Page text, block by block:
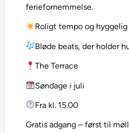
feriefornemmelse.
Roligt tempo og
Bløde beats, der holder
The Terrace
Søndage i juli
Fra kl. 15.00
Gratis adgang – først til